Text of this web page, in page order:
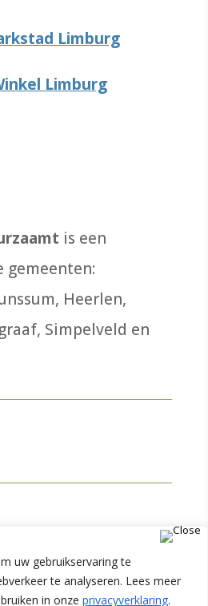
uw gebruikservaring te
te analyseren. Lees meer
in onze privacyverklaring.
Limburg
Limburg
is een
Heerlen,
Simpelveld en